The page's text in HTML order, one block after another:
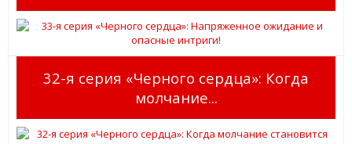
32-я серия «Черного сердца»: Когда
молчание...